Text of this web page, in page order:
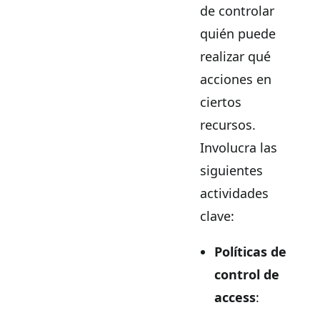
de controlar
quién puede
realizar qué
acciones en
ciertos
recursos.
Involucra las
siguientes
actividades
clave:
Políticas de
control de
access: